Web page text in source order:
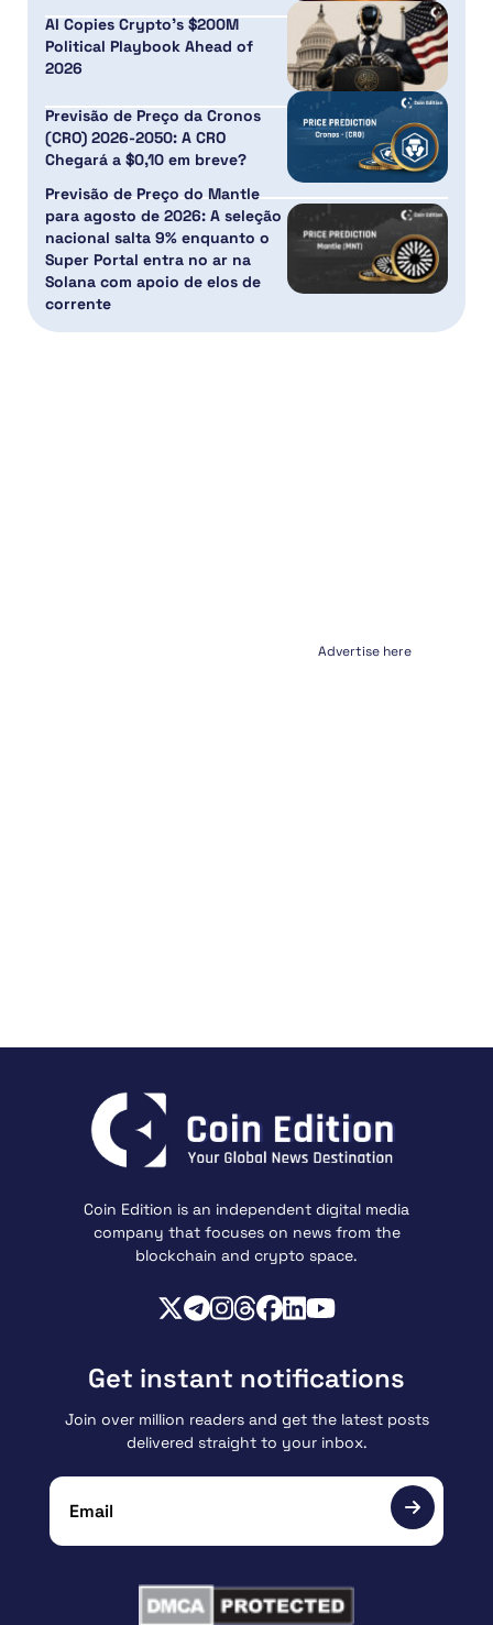
AI Copies Crypto’s $200M
Political Playbook Ahead of
2026
Previsão de Preço da Cronos
(CRO) 2026-2050: A CRO
Chegará a $0,10 em breve?
Previsão de Preço do Mantle
para agosto de 2026: A seleção
nacional salta 9% enquanto o
Super Portal entra no ar na
Solana com apoio de elos de
corrente
Advertise here
Coin Edition is an independent digital media
company that focuses on news from the
blockchain and crypto space.
Get instant notifications
Join over million readers and get the latest posts
delivered straight to your inbox.